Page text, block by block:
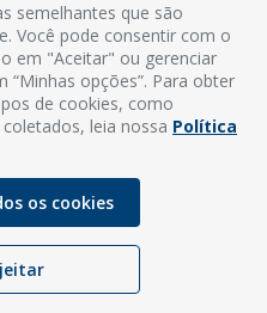
de Brito, S/N - Centro
Guamaré - RN
3525-2032
feira, das 8h às 12h
de Guamaré - RN |
Sogo Tecnologia
semelhantes que são
Você pode consentir com o
em "Aceitar" ou gerenciar
“Minhas opções”. Para obter
de cookies, como
leia nossa Política
os cookies